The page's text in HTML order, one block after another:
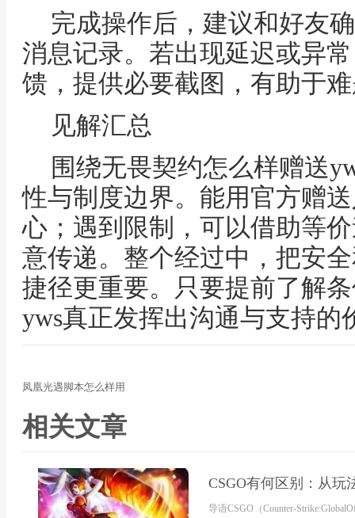
完成操作后，建议和好友
消息记录。若出现延迟或异
馈，提供必要截图，有助于
见解汇总
围绕无畏契约怎么样赠送
性与制度边界。能用官方赠
心；遇到限制，可以借助等
意传递。整个经过中，把安
捷径更重要。只要提前了解
yws真正发挥出沟通与支持的
凤凰光遇脚本怎么样用
相关文章
CSGO有何区别：从玩
导语CSGO（Counter-